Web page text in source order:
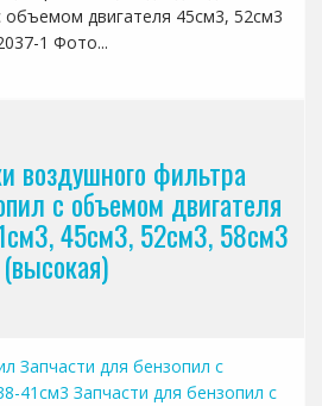
объемом двигателя 45см3, 52см3
1 Фото...
воздушного фильтра
с объемом двигателя
45см3, 52см3, 58см3
(высокая)
Запчасти для бензопил с
41см3 Запчасти для бензопил с